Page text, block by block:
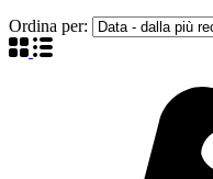
Ordina per: